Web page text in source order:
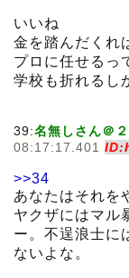
いいね
金を踏んだくれ
プロに任せるっ
学校も折れるし
39:名無しさん＠
08:17:17.401
>>34
あなたはそれを
ヤクザにはマル
ー。不逞浪士に
ないよな。